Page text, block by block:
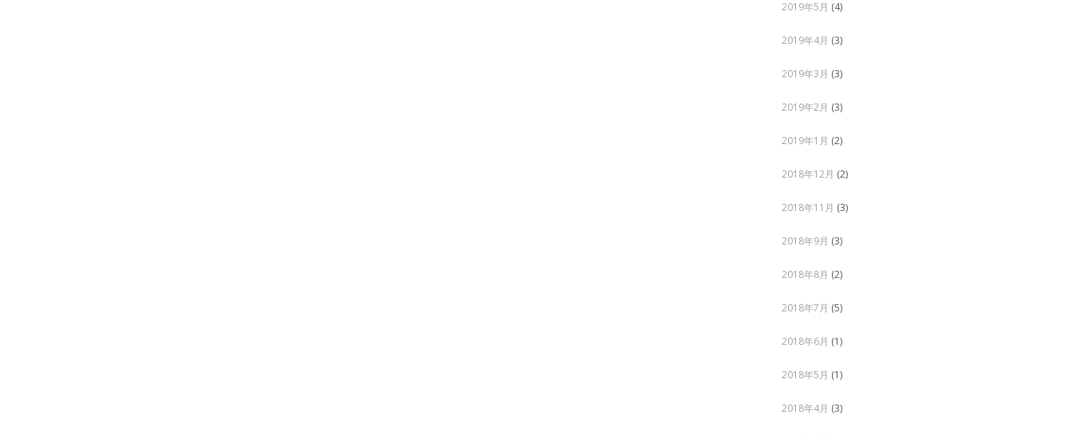
2019年5月 (4)
2019年4月 (3)
2019年3月 (3)
2019年2月 (3)
2019年1月 (2)
2018年12月 (2)
2018年11月 (3)
2018年9月 (3)
2018年8月 (2)
2018年7月 (5)
2018年6月 (1)
2018年5月 (1)
2018年4月 (3)